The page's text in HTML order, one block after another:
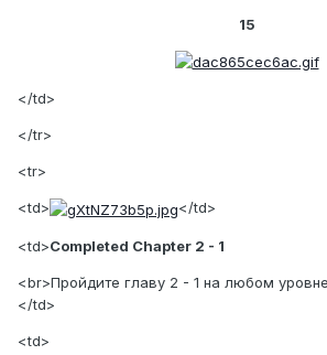
15
</td>
</tr>
<tr>
<td> </td>
<td>Completed Chapter 2 - 1
<br>Пройдите главу 2 - 1 на любом
</td>
<td>